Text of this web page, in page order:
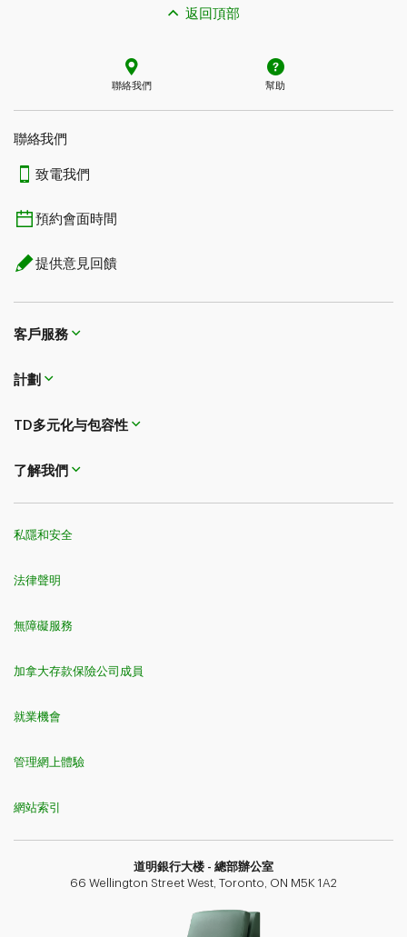
返回頂部
聯絡我們 幫助
聯絡我們
致電我們
預約會面時間
提供意見回饋
客戶服務
計劃
TD多元化与包容性
了解我們
私隱和安全
法律聲明
無障礙服務
加拿大存款保險公司成員
就業機會
管理網上體驗
網站索引
道明銀行​​​​​​​大楼 - 總部辦公室
66 Wellington Street West, Toronto, ON M5K 1A2